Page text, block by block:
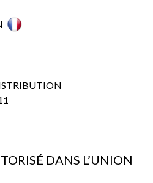
DANS L’UNION